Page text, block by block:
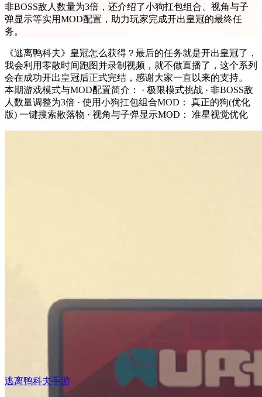
非BOSS敌人数量为3倍，还介绍了小狗扛包组合、视角与子
弹显示等实用MOD配置，助力玩家完成开出皇冠的最终任
务。
《逃离鸭科夫》皇冠怎么获得？最后的任务就是开出皇冠了，
我会利用零散时间跑图并录制视频，就不做直播了，这个系列
会在成功开出皇冠后正式完结，感谢大家一直以来的支持。
本期游戏模式与MOD配置简介： · 极限模式挑战 · 非BOSS敌
人数量调整为3倍 · 使用小狗扛包组合MOD： 真正的狗(优化
版) 一键搜索散落物 · 视角与子弹显示MOD： 准星视觉优化
逃离鸭科夫手游